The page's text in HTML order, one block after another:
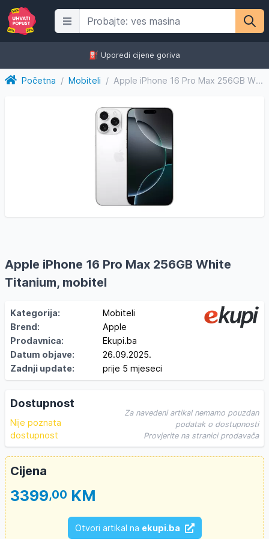
⛽️ Uporedi cijene goriva
Početna / Mobiteli / Apple iPhone 16 Pro Max 256GB White Titanium, mobitel
Apple iPhone 16 Pro Max 256GB White
Titanium, mobitel
Kategorija:
Mobiteli
Brend:
Apple
Prodavnica:
Ekupi.ba
Datum objave:
26.09.2025.
Zadnji update:
prije 5 mjeseci
Dostupnost
Nije poznata
dostupnost
Za navedeni artikal nemamo pouzdan
podatak o dostupnosti
Provjerite na stranici prodavača
Cijena
3399,00 KM
Otvori artikal na ekupi.ba